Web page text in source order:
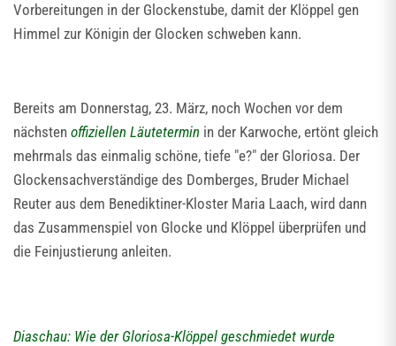
Vorbereitungen in der Glockenstube, damit der Klöppel gen
Himmel zur Königin der Glocken schweben kann.
Bereits am Donnerstag, 23. März, noch Wochen vor dem
nächsten offiziellen Läutetermin in der Karwoche, ertönt gleich
mehrmals das einmalig schöne, tiefe "e?" der Gloriosa. Der
Glockensachverständige des Domberges, Bruder Michael
Reuter aus dem Benediktiner-Kloster Maria Laach, wird dann
das Zusammenspiel von Glocke und Klöppel überprüfen und
die Feinjustierung anleiten.
Diaschau: Wie der Gloriosa-Klöppel geschmiedet wurde